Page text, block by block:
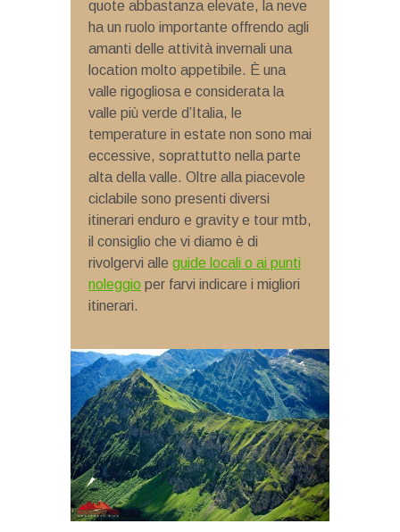
quote abbastanza elevate, la neve
ha un ruolo importante offrendo agli
amanti delle attività invernali una
location molto appetibile. È una
valle rigogliosa e considerata la
valle più verde d’Italia, le
temperature in estate non sono mai
eccessive, soprattutto nella parte
alta della valle. Oltre alla piacevole
ciclabile sono presenti diversi
itinerari enduro e gravity e tour mtb,
il consiglio che vi diamo è di
rivolgervi alle guide locali o ai punti
noleggio per farvi indicare i migliori
itinerari.